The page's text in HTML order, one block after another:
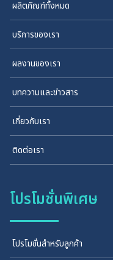
ผลิตภัณฑ์ทั้งหมด
บริการของเรา
ผลงานของเรา
บทความและข่าวสาร
เกี่ยวกับเรา
ติดต่อเรา
โปรโมชั่นพิเศษ
โปรโมชั่นสำหรับลูกค้า